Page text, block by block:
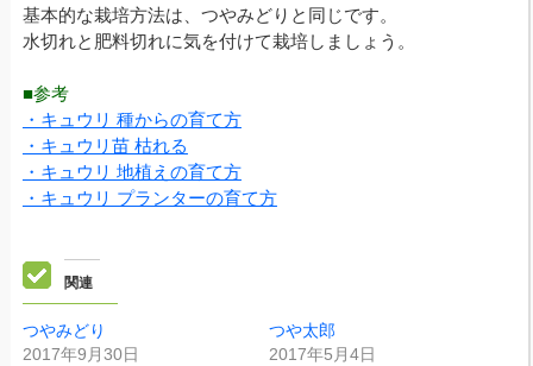
基本的な栽培方法は、つやみどりと同じです。
水切れと肥料切れに気を付けて栽培しましょう。
■参考
・キュウリ 種からの育て方
・キュウリ苗 枯れる
・キュウリ 地植えの育て方
・キュウリ プランターの育て方
関連
つやみどり
2017年9月30日
つや太郎
2017年5月4日